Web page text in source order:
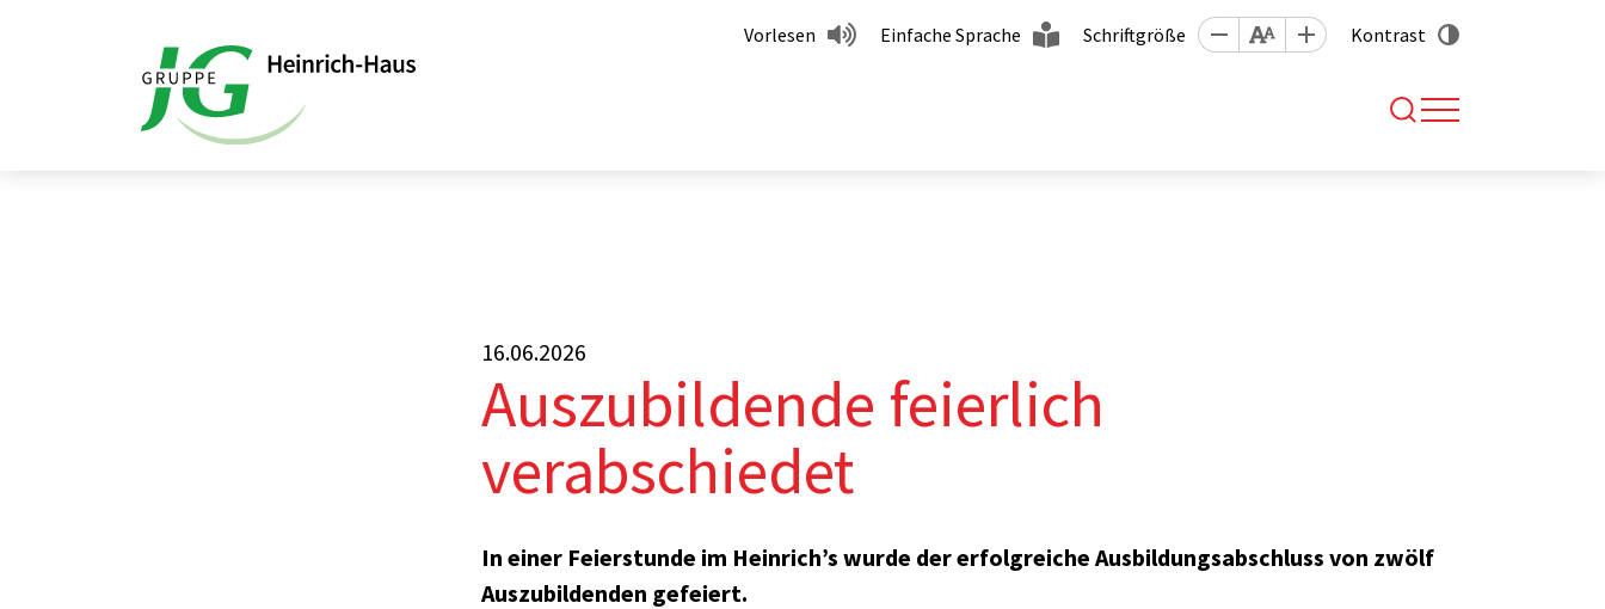
Vorlesen Einfache Sprache Schriftgröße Kontrast
16.06.2026
Auszubildende feierlich
verabschiedet
In einer Feierstunde im Heinrich’s wurde der erfolgreiche Ausbildungsabschluss von zwölf
Auszubildenden gefeiert.